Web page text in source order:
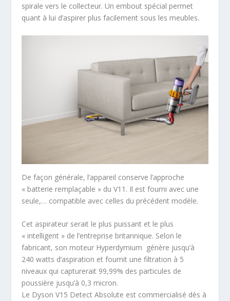
spirale vers le collecteur. Un embout spécial permet
quant à lui d’aspirer plus facilement sous les meubles.
De façon générale, l’appareil conserve l’approche
« batterie remplaçable » du V11. Il est fourni avec une
seule,… compatible avec celles du précédent modèle.
Cet aspirateur serait le plus puissant et le plus
« intelligent » de l’entreprise britannique. Selon le
fabricant, son moteur Hyperdymium génère jusqu’à
240 watts d’aspiration et fournit une filtration à 5
niveaux qui capturerait 99,99% des particules de
poussière jusqu’à 0,3 micron.
Le Dyson V15 Detect Absolute est commercialisé dès à